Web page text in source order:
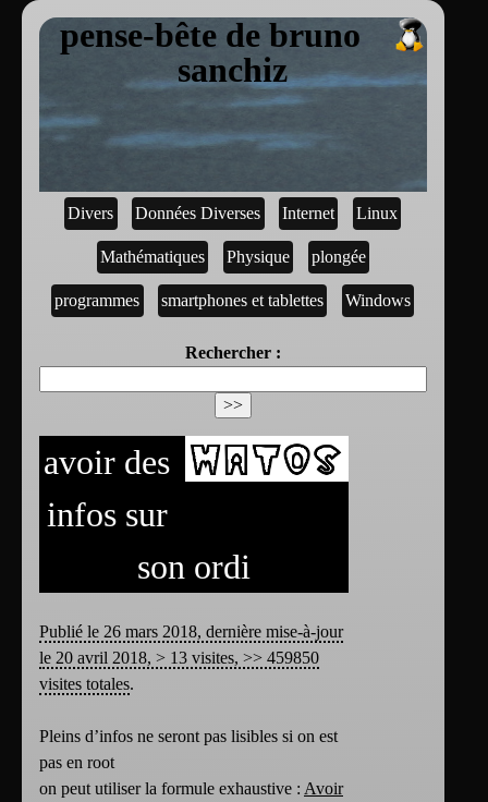
pense-bête de bruno
sanchiz
Divers Données Diverses Internet Linux
Mathématiques Physique plongée
programmes smartphones et tablettes Windows
Rechercher :
avoir des
infos sur
son ordi
Publié le 26 mars 2018, dernière mise-à-jour
le 20 avril 2018, > 13 visites, >> 459850
visites totales.
Pleins d’infos ne seront pas lisibles si on est
pas en root
on peut utiliser la formule exhaustive : Avoir